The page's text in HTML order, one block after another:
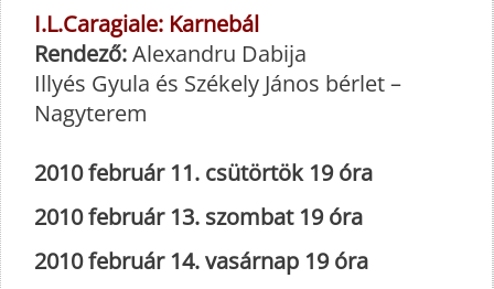
I.L.Caragiale: Karnebál
Rendező:Alexandru Dabija
Illyés Gyula és Székely János bérlet –
Nagyterem
2010 február 11. csütörtök 19 óra
2010 február 13. szombat 19 óra
2010 február 14. vasárnap 19 óra